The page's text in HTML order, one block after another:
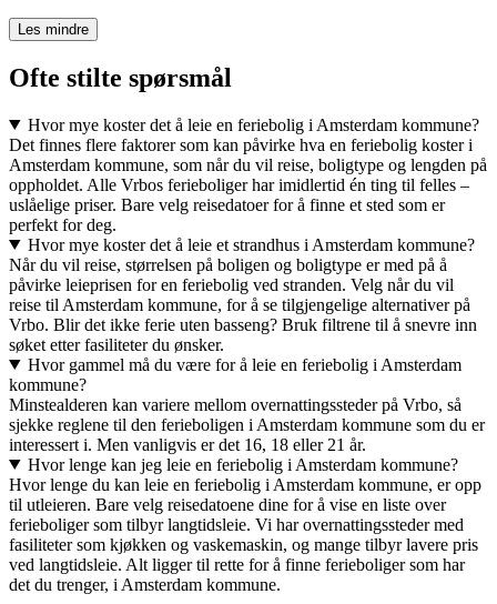
Les mindre
Ofte stilte spørsmål
Hvor mye koster det å leie en feriebolig i Amsterdam kommune?
Det finnes flere faktorer som kan påvirke hva en feriebolig koster i
Amsterdam kommune, som når du vil reise, boligtype og lengden på
oppholdet. Alle Vrbos ferieboliger har imidlertid én ting til felles –
uslåelige priser. Bare velg reisedatoer for å finne et sted som er
perfekt for deg.
Hvor mye koster det å leie et strandhus i Amsterdam kommune?
Når du vil reise, størrelsen på boligen og boligtype er med på å
påvirke leieprisen for en feriebolig ved stranden. Velg når du vil
reise til Amsterdam kommune, for å se tilgjengelige alternativer på
Vrbo. Blir det ikke ferie uten basseng? Bruk filtrene til å snevre inn
søket etter fasiliteter du ønsker.
Hvor gammel må du være for å leie en feriebolig i Amsterdam
kommune?
Minstealderen kan variere mellom overnattingssteder på Vrbo, så
sjekke reglene til den ferieboligen i Amsterdam kommune som du er
interessert i. Men vanligvis er det 16, 18 eller 21 år.
Hvor lenge kan jeg leie en feriebolig i Amsterdam kommune?
Hvor lenge du kan leie en feriebolig i Amsterdam kommune, er opp
til utleieren. Bare velg reisedatoene dine for å vise en liste over
ferieboliger som tilbyr langtidsleie. Vi har overnattingssteder med
fasiliteter som kjøkken og vaskemaskin, og mange tilbyr lavere pris
ved langtidsleie. Alt ligger til rette for å finne ferieboliger som har
det du trenger, i Amsterdam kommune.